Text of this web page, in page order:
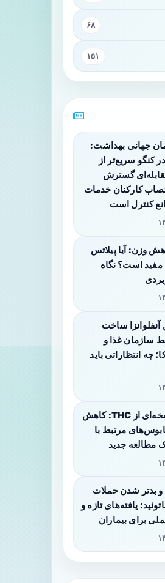
۶۸
۱۵۱
جهانی بهداشت:
کنگو سریع‌تر از
گسترش
کارکنان خدمات
کنترل است
وزن: آیا پیلاتس
مفید است؟ نگاه
آنفلوانزا ساخت
سازمان غذا و
چه انتظاراتی باید
استفاده نسخه‌ای از THC: کاهش
مرتبط با
و بدتر شدن حملات
یافته‌های تازه و
برای بیماران